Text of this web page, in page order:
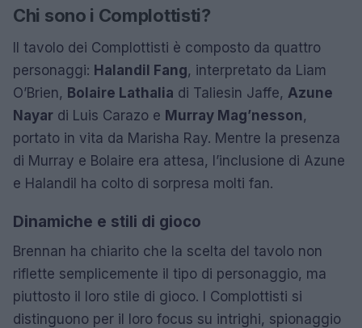
Chi sono i Complottisti?
Il tavolo dei Complottisti è composto da quattro
personaggi: Halandil Fang, interpretato da Liam
O’Brien, Bolaire Lathalia di Taliesin Jaffe, Azune
Nayar di Luis Carazo e Murray Mag’nesson,
portato in vita da Marisha Ray. Mentre la presenza
di Murray e Bolaire era attesa, l’inclusione di Azune
e Halandil ha colto di sorpresa molti fan.
Dinamiche e stili di gioco
Brennan ha chiarito che la scelta del tavolo non
riflette semplicemente il tipo di personaggio, ma
piuttosto il loro stile di gioco. I Complottisti si
distinguono per il loro focus su intrighi, spionaggio